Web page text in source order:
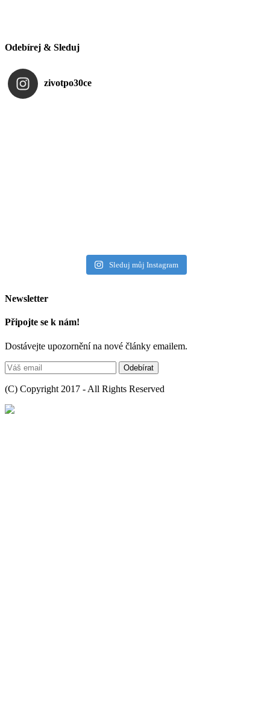
Odebírej & Sleduj
zivotpo30ce
Sleduj můj Instagram
Newsletter
Připojte se k nám!
Dostávejte upozornění na nové články emailem.
(C) Copyright 2017 - All Rights Reserved